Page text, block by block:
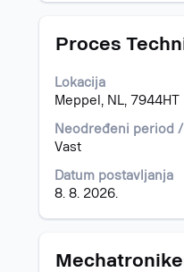
Naslov
Proces
Lokacija
Meppel, NL, 7944HT
Neodređeni period
Vast
Datum postavljanja
8. 8. 2026.
Izaberite
razmaknicom
da
biste
prikazali
celokupan
informacija
o
poslu.
Naslov
Izaberite